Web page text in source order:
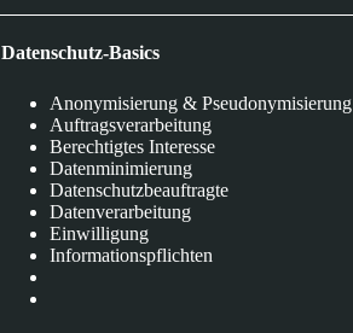
Datenschutz-Basics
Anonymisierung & Pseudonymisierung
Auftragsverarbeitung
Berechtigtes Interesse
Datenminimierung
Datenschutzbeauftragte
Datenverarbeitung
Einwilligung
Informationspflichten